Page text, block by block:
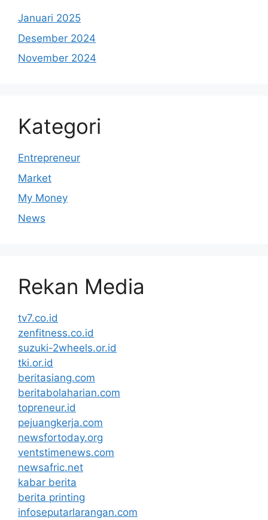
Januari 2025
Desember 2024
November 2024
Kategori
Entrepreneur
Market
My Money
News
Rekan Media
tv7.co.id
zenfitness.co.id
suzuki-2wheels.or.id
tki.or.id
beritasiang.com
beritabolaharian.com
topreneur.id
pejuangkerja.com
newsfortoday.org
ventstimenews.com
newsafric.net
kabar berita
berita printing
infoseputarlarangan.com